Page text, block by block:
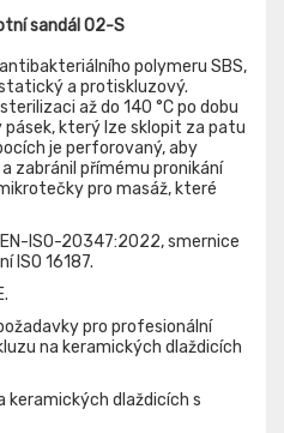
sandál 02-S
polymeru SBS,
a protiskluzový.
až do 140 °C po dobu
který lze sklopit za patu
je perforovaný, aby
zabránil přímému pronikání
pro masáž, které
ISO-20347:2022, smernice
ISO 16187.
pro profesionální
na keramických dlaždicích
keramických dlaždicích s